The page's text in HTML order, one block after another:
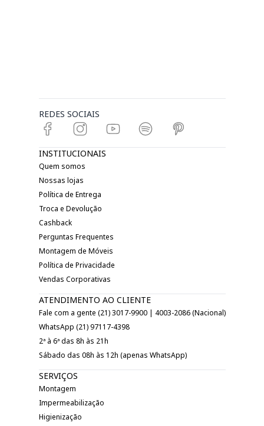
REDES SOCIAIS
INSTITUCIONAIS
Quem somos
Nossas lojas
Política de Entrega
Troca e Devolução
Cashback
Perguntas Frequentes
Montagem de Móveis
Política de Privacidade
Vendas Corporativas
ATENDIMENTO AO CLIENTE
Fale com a gente (21) 3017-9900 | 4003-2086 (Nacional)
WhatsApp (21) 97117-4398
2ª à 6ª das 8h às 21h
Sábado das 08h às 12h (apenas WhatsApp)
SERVIÇOS
Montagem
Impermeabilização
Higienização